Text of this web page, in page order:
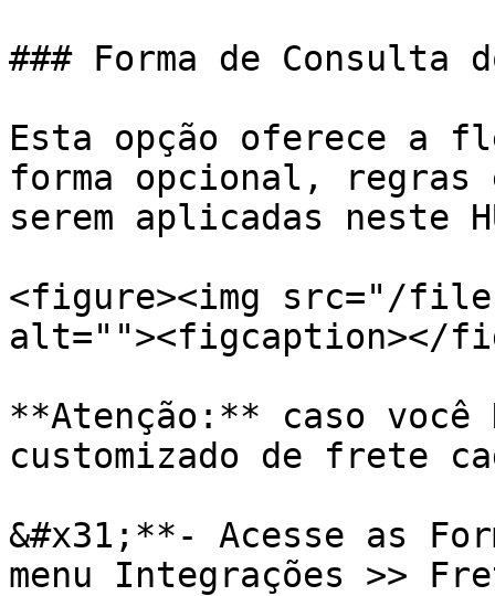
### Forma de
Esta opção oferece a
forma opcional,
serem aplicadas neste
<figure><img src="/files/
alt=""><figcaption></
**Atenção:** caso você
customizado de frete
&#x31;**- Acesse as
menu Integrações >>